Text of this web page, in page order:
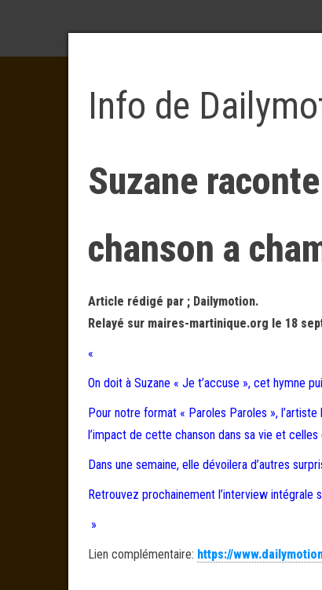
Info de
Suzane
chanson a
Article rédigé par ; Dailymotion.
Relayé sur maires-martinique.org le 18
«
On doit à Suzane « Je t’accuse », cet hymne
Pour notre format « Paroles Paroles »,
l’impact de cette chanson dans sa vie et
Dans une semaine, elle dévoilera d’autres
Retrouvez prochainement l’interview intégrale
»
Lien complémentaire: https://